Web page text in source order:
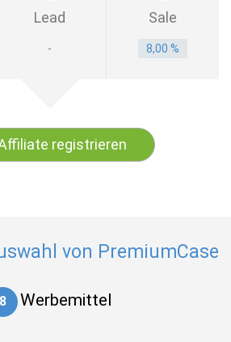
Lead Sale
- 8,00 %
registrieren
von PremiumCase
8 Werbemittel